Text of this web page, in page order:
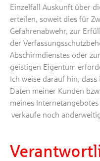
Einzelfall Auskunft über
erteilen, soweit dies für
Gefahrenabwehr, zur
der
Abschirmdienstes oder
geistigen Eigentum
Ich weise darauf hin,
Daten meiner Kunden
meines
verkaufe noch